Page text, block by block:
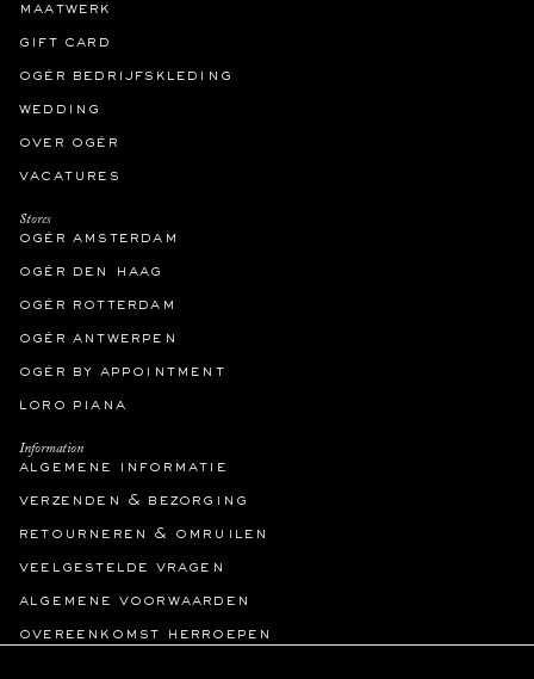
maatwerk
gift card
ogér bedrijfskleding
wedding
over ogér
vacatures
Stores
ogér amsterdam
ogér den haag
ogér rotterdam
ogér antwerpen
ogér by appointment
loro piana
Information
algemene informatie
verzenden & bezorging
retourneren & omruilen
veelgestelde vragen
algemene voorwaarden
overeenkomst herroepen